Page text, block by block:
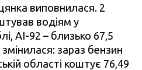
виповнилася. 2
водіям у
АІ-92 – близько 67,5
зараз бензин
області коштує 76,49